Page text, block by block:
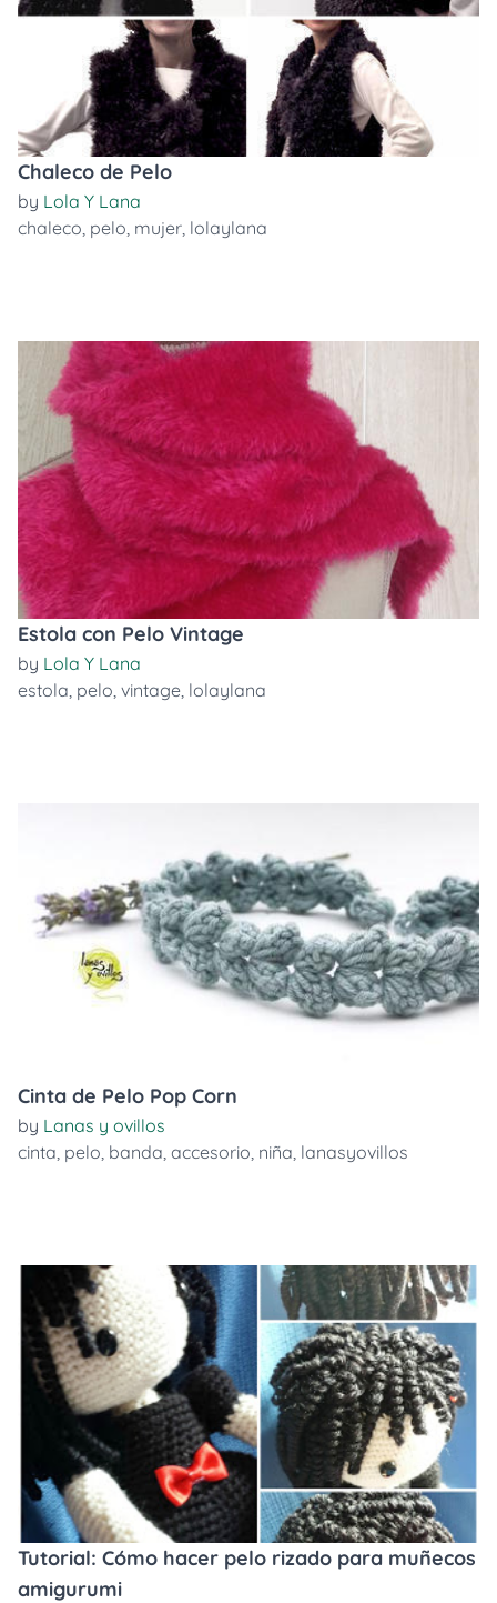
Chaleco de Pelo
by Lola Y Lana
chaleco, pelo, mujer, lolaylana
Estola con Pelo Vintage
by Lola Y Lana
estola, pelo, vintage, lolaylana
Cinta de Pelo Pop Corn
by Lanas y ovillos
cinta, pelo, banda, accesorio, niña, lanasyovillos
Tutorial: Cómo hacer pelo rizado para muñecos
amigurumi